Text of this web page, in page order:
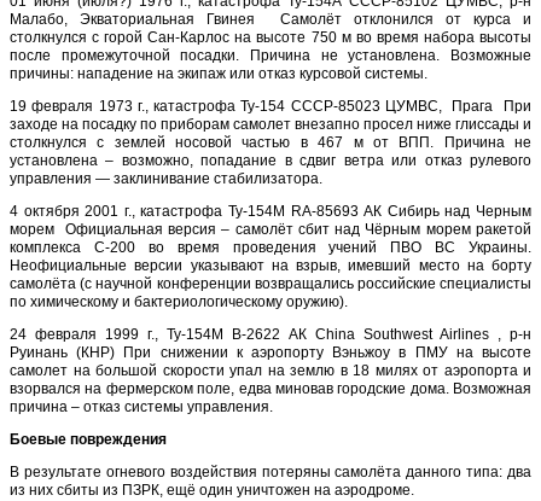
Малабо, Экваториальная Гвинея Самолёт отклонился от курса и
столкнулся с горой Сан-Карлос на высоте 750 м во время набора высоты
после промежуточной посадки. Причина не установлена. Возможные
причины: нападение на экипаж или отказ курсовой системы.
19 февраля 1973 г., катастрофа Ту-154 CCCP-85023 ЦУМВС, Прага При
заходе на посадку по приборам самолет внезапно просел ниже глиссады и
столкнулся с землей носовой частью в 467 м от ВПП. Причина не
установлена – возможно, попадание в сдвиг ветра или отказ рулевого
управления — заклинивание стабилизатора.
4 октября 2001 г., катастрофа Ту-154М RA-85693 АК Сибирь над Черным
морем Официальная версия – самолёт сбит над Чёрным морем ракетой
комплекса С-200 во время проведения учений ПВО ВС Украины.
Неофициальные версии указывают на взрыв, имевший место на борту
самолёта (с научной конференции возвращались российские специалисты
по химическому и бактериологическому оружию).
24 февраля 1999 г., Ту-154М B-2622 АК China Southwest Airlines , р-н
Руинань (КНР) При снижении к аэропорту Вэньжоу в ПМУ на высоте
самолет на большой скорости упал на землю в 18 милях от аэропорта и
взорвался на фермерском поле, едва миновав городские дома. Возможная
причина – отказ системы управления.
Боевые повреждения
В результате огневого воздействия потеряны самолёта данного типа: два
из них сбиты из ПЗРК, ещё один уничтожен на аэродроме.